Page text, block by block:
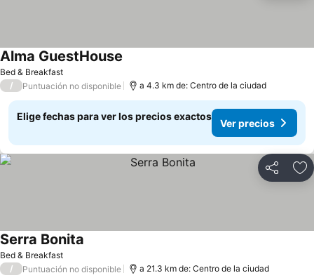
Bed & Breakfast
Alma GuestHouse
/ Puntuación no disponible a 4.3 km de: Centro de la ciudad
Elige fechas para ver los precios exactos
Ver precios
Compartir
Bed & Breakfast
Serra Bonita
/ Puntuación no disponible a 21.3 km de: Centro de la ciudad